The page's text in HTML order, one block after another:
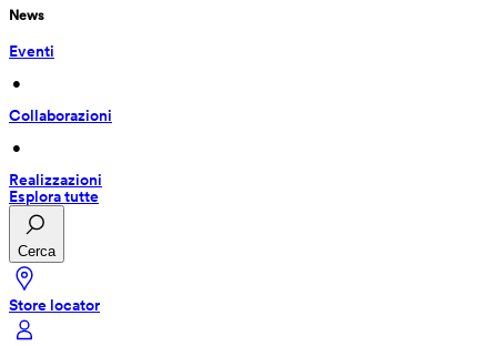
News
Eventi
•
Collaborazioni
•
Realizzazioni
Esplora tutte
Cerca
Store locator